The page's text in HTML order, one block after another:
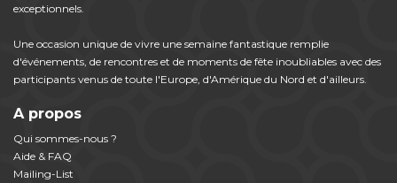
exceptionnels.
Une occasion unique de vivre une semaine fantastique remplie
d'événements, de rencontres et de moments de fête inoubliables avec des
participants venus de toute l'Europe, d'Amérique du Nord et d'ailleurs.
A propos
Qui sommes-nous ?
Aide & FAQ
Mailing-List